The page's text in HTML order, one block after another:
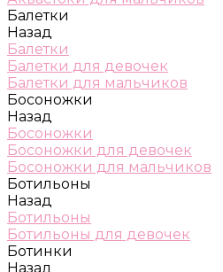
Балетки
Назад
Балетки
Балетки для девочек
Балетки для мальчиков
Босоножки
Назад
Босоножки
Босоножки для девочек
Босоножки для мальчиков
Ботильоны
Назад
Ботильоны
Ботильоны для девочек
Ботинки
Назад